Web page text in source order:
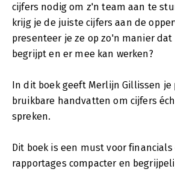
cijfers nodig om z'n team aan te
krijg je de juiste cijfers aan de
presenteer je ze op zo'n manier dat
begrijpt en er mee kan werken?
In dit boek geeft Merlijn Gillissen je
bruikbare handvatten om cijfers
spreken.
Dit boek is een must voor
rapportages compacter en